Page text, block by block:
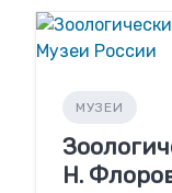
МУЗЕИ
Н.